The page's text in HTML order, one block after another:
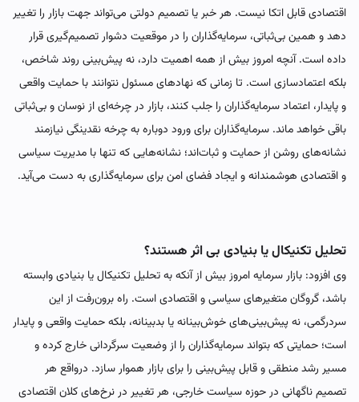
اقتصادی قابل اتکا نیست. هر خبر یا تصمیم دولتی می‌تواند جهت بازار را تغییر
دهد و همین بی‌ثباتی، سرمایه‌گذاران را در موقعیت دشوار تصمیم‌گیری قرار
داده است. آنچه امروز بیش از همه اهمیت دارد، نه پیش‌بینی روند شاخص،
بلکه اعتمادسازی است. تا زمانی که نهادهای مسئول نتوانند با حمایت واقعی
و پایدار، اعتماد سرمایه‌گذاران را جلب کنند، بازار در چرخه‌ای از نوسان و بی‌ثباتی
باقی خواهد ماند. سرمایه‌گذاران برای ورود دوباره به چرخه نقدینگی نیازمند
نشانه‌های روشن از حمایت و ثبات‌اند؛ نشانه‌هایی که تنها با مدیریت سیاسی
و اقتصادی هوشمندانه و ایجاد فضای امن برای سرمایه‌گذاری به دست می‌آید.
تحلیل تکنیکال یا بنیادی بی اثر هستند؟
وی افزود: بازار سرمایه امروز بیش از آنکه به تحلیل تکنیکال یا بنیادی وابسته
باشد، گروگان متغیرهای سیاسی و اقتصادی است. راه برون‌رفت از این
سردرگمی، نه پیش‌بینی‌های خوش‌بینانه یا بدبینانه، بلکه حمایت واقعی و پایدار
است؛ حمایتی که بتواند سرمایه‌گذاران را از وضعیت سرگردانی خارج کرده و
مسیر رشد منطقی و قابل پیش‌بینی را برای بازار هموار سازد. درواقع هر
تصمیم ناگهانی در حوزه سیاست خارجی، هر تغییر در نرخ‌های کلان اقتصادی